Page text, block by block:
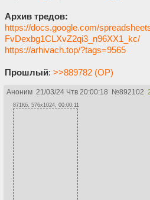
Архив тредов:
https://docs.google.com/
FvDexbg1CLXvZ2qi3_n96XX1_kc/
https://arhivach.top/?tags=9565
Прошлый: >>889782 (OP)
Аноним 21/03/24 Чтв 20:00:18 №892102
871Кб, 576x1024, 00:00:11